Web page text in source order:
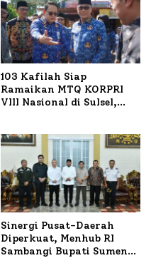
103 Kafilah Siap
Ramaikan MTQ KORPRI
VIII Nasional di Sulsel,
Sinergi Pusat-Daerah
Diperkuat, Menhub RI
Sambangi Bupati Sumenep